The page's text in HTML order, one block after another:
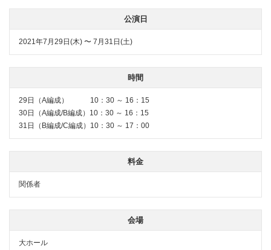
公演日
2021年7月29日(木) 〜 7月31日(土)
時間
29日（A編成） 10：30 ～ 16：15
30日（A編成/B編成）10：30 ～ 16：15
31日（B編成/C編成）10：30 ～ 17：00
料金
関係者
会場
大ホール